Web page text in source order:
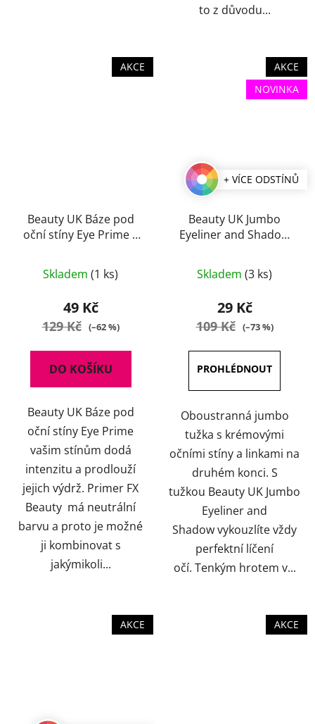
to z důvodu...
AKCE
Beauty UK Báze pod
oční stíny Eye Prime 9
hodnocení
produktu
je
5
Skladem (1 ks)
49 Kč
129 Kč (–62 %)
DO KOŠÍKU
Beauty UK Báze pod
oční stíny Eye Prime
vašim stínům dodá
intenzitu a prodlouží
jejich výdrž. Primer FX
Beauty má neutrální
barvu a proto je možné
ji kombinovat s
jakýmikoli...
AKCE
NOVINKA
+ VÍCE ODSTÍNŮ
Beauty UK Jumbo
Eyeliner and Shadow
tužce 3,2 g
hodnocení
produktu
je
5
hvězdiček.
Skladem (3 ks)
29 Kč
109 Kč (–73 %)
Oboustranná jumbo
tužka s krémovými
očními stíny a linkami na
druhém konci. S
tužkou Beauty UK Jumbo
Eyeliner and
Shadow vykouzlíte vždy
perfektní líčení
očí. Tenkým hrotem v...
AKCE AKCE